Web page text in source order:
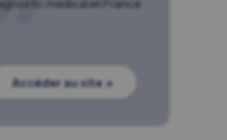
médical en France.
Accéder au site ↗